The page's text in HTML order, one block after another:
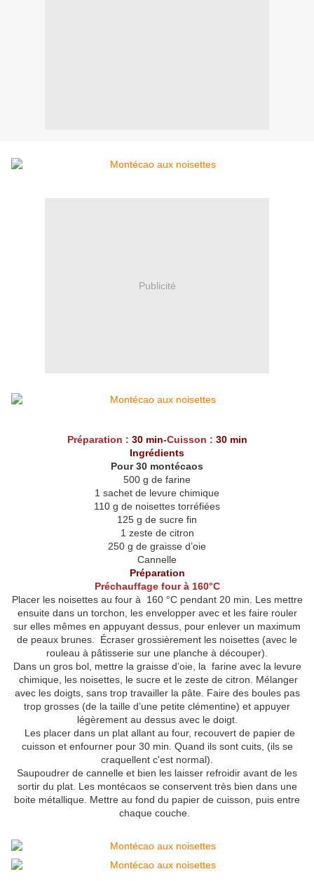
Publicité
Préparation : 30 min-Cuisson : 30 min
Ingrédients
Pour 30 montécaos
500 g de farine
1 sachet de levure chimique
110 g de noisettes torréfiées
125 g de sucre fin
1 zeste de citron
250 g de graisse d’oie
Cannelle
Préparation
Préchauffage four à 160°C
Placer les noisettes au four à 160 °C pendant 20 min. Les mettre
ensuite dans un torchon, les envelopper avec et les faire rouler
sur elles mêmes en appuyant dessus, pour enlever un maximum
de peaux brunes. Écraser grossièrement les noisettes (avec le
rouleau à pâtisserie sur une planche à découper).
Dans un gros bol, mettre la graisse d’oie, la farine avec la levure
chimique, les noisettes, le sucre et le zeste de citron. Mélanger
avec les doigts, sans trop travailler la pâte. Faire des boules pas
trop grosses (de la taille d’une petite clémentine) et appuyer
légèrement au dessus avec le doigt.
Les placer dans un plat allant au four, recouvert de papier de
cuisson et enfourner pour 30 min. Quand ils sont cuits, (ils se
craquellent c'est normal).
Saupoudrer de cannelle et bien les laisser refroidir avant de les
sortir du plat. Les montécaos se conservent très bien dans une
boite métallique. Mettre au fond du papier de cuisson, puis entre
chaque couche.